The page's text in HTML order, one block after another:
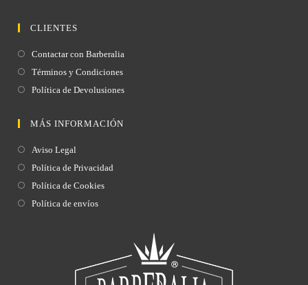
MÁS INFORMACIÓN
Aviso Legal
Política de Privacidad
Política de Cookies
Política de envíos
CLIENTES
Contactar con Barberalia
Términos y Condiciones
Política de Devolusiones